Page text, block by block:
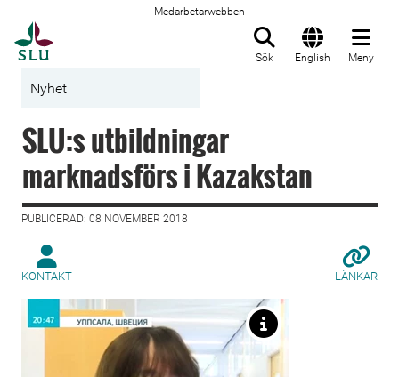
Medarbetarwebben
Sök English Meny
Nyhet
SLU:s utbildningar
marknadsförs i Kazakstan
PUBLICERAD: 08 NOVEMBER 2018
KONTAKT LÄNKAR